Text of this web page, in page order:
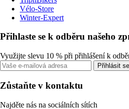
Vélo-Store
Winter-Expert
Přihlaste se k odběru našeho
Využijte slevu 10 % při přihlášení k
Přihlásit
Zůstaňte v kontaktu
Najděte nás na sociálních sítích